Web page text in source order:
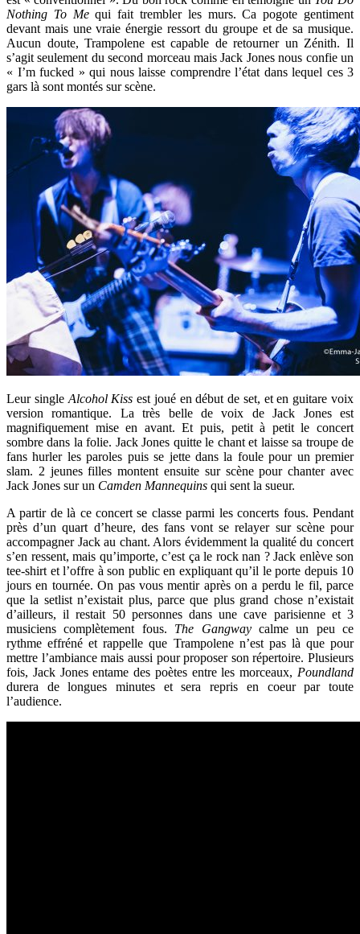
Nothing To Mequi fait trembler les murs. Ca pogote gentiment
devant mais une vraie énergie ressort du groupe et de sa musique.
Aucun doute, Trampolene est capable de retourner un Zénith. Il
s’agit seulement du second morceau mais Jack Jones nous confie un
« I’m fucked » qui nous laisse comprendre l’état dans lequel ces 3
gars là sont montés sur scène.
Leur single Alcohol Kiss est joué en début de set, et en guitare voix
version romantique. La très belle de voix de Jack Jones est
magnifiquement mise en avant. Et puis, petit à petit le concert
sombre dans la folie. Jack Jones quitte le chant et laisse sa troupe de
fans hurler les paroles puis se jette dans la foule pour un premier
slam. 2 jeunes filles montent ensuite sur scène pour chanter avec
Jack Jones sur un Camden Mannequins qui sent la sueur.
A partir de là ce concert se classe parmi les concerts fous. Pendant
près d’un quart d’heure, des fans vont se relayer sur scène pour
accompagner Jack au chant. Alors évidemment la qualité du concert
s’en ressent, mais qu’importe, c’est ça le rock nan ? Jack enlève son
tee-shirt et l’offre à son public en expliquant qu’il le porte depuis 10
jours en tournée. On pas vous mentir après on a perdu le fil, parce
que la setlist n’existait plus, parce que plus grand chose n’existait
d’ailleurs, il restait 50 personnes dans une cave parisienne et 3
musiciens complètement fous. The Gangwaycalme un peu ce
rythme effréné et rappelle que Trampolene n’est pas là que pour
mettre l’ambiance mais aussi pour proposer son répertoire. Plusieurs
fois, Jack Jones entame des poètes entre les morceaux, Poundland
durera de longues minutes et sera repris en coeur par toute
l’audience.